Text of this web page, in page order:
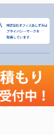
ツ